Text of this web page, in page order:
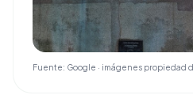
Fuente: Google · imágenes propiedad